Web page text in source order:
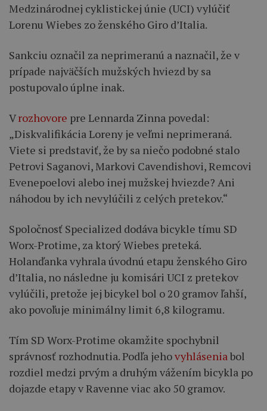
Medzinárodnej cyklistickej únie (UCI) vylúčiť
Lorenu Wiebes zo ženského Giro d’Italia.
Sankciu označil za neprimeranú a naznačil, že v
prípade najväčších mužských hviezd by sa
postupovalo úplne inak.
Vrozhovore pre Lennarda Zinna povedal:
„Diskvalifikácia Loreny je veľmi neprimeraná.
Viete si predstaviť, že by sa niečo podobné stalo
Petrovi Saganovi, Markovi Cavendishovi, Remcovi
Evenepoelovi alebo inej mužskej hviezde? Ani
náhodou by ich nevylúčili z celých pretekov.“
Spoločnosť Specialized dodáva bicykle tímu SD
Worx-Protime, za ktorý Wiebes preteká.
Holanďanka vyhrala úvodnú etapu ženského Giro
d’Italia, no následne ju komisári UCI z pretekov
vylúčili, pretože jej bicykel bol o 20 gramov ľahší,
ako povoľuje minimálny limit 6,8 kilogramu.
Tím SD Worx-Protime okamžite spochybnil
správnosť rozhodnutia. Podľa jehovyhláseniabol
rozdiel medzi prvým a druhým vážením bicykla po
dojazde etapy v Ravenne viac ako 50 gramov.